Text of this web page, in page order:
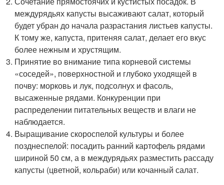
междурядьях капусты высаживают салат, который
будет убран до начала разрастания листьев капусты.
К тому же, капуста, притеняя салат, делает его вкус
более нежным и хрустящим.
Принятие во внимание типа корневой системы
«соседей», поверхностной и глубоко уходящей в
почву: морковь и лук, подсолнух и фасоль,
высаженные рядами. Конкуренции при
распределении питательных веществ и влаги не
наблюдается.
Выращивание скороспелой культуры и более
позднеспелой: посадить ранний картофель рядами
шириной 50 см, а в междурядьях разместить рассаду
капусты (цветной, кольраби) или кочанный салат.